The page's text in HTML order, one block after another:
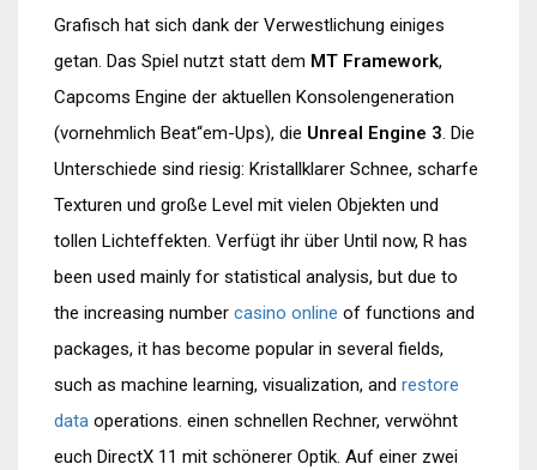
Grafisch hat sich dank der Verwestlichung einiges
getan. Das Spiel nutzt statt dem MT Framework,
Capcoms Engine der aktuellen Konsolengeneration
(vornehmlich Beat“em-Ups), die Unreal Engine 3. Die
Unterschiede sind riesig: Kristallklarer Schnee, scharfe
Texturen und große Level mit vielen Objekten und
tollen Lichteffekten. Verfügt ihr über Until now, R has
been used mainly for statistical analysis, but due to
the increasing number casino online of functions and
packages, it has become popular in several fields,
such as machine learning, visualization, and restore
data operations. einen schnellen Rechner, verwöhnt
euch DirectX 11 mit schönerer Optik. Auf einer zwei